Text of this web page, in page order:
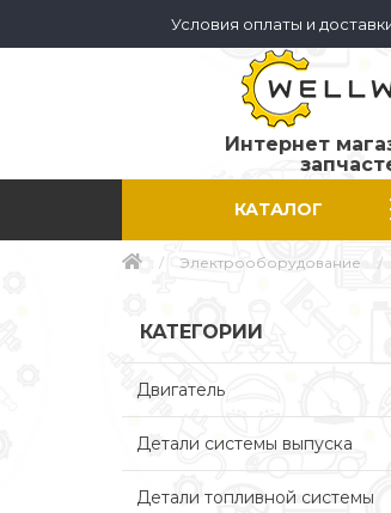
Условия оплаты и
Интернет
КАТАЛОГ
Электрооборудование
КАТЕГОРИИ
Двигатель
Детали системы выпуска
Детали топливной системы